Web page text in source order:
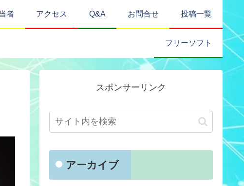
者 アクセス Q&A お問合せ 投稿一覧
フリーソフト
スポンサーリンク
アーカイブ